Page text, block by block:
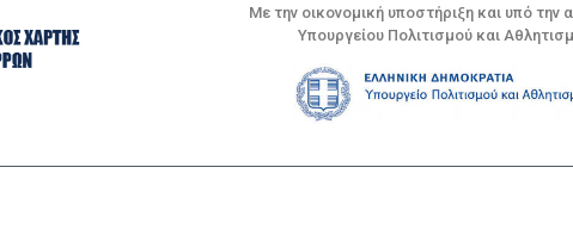
Με την οικονομική υποστήριξη και υπό την
Υπουργείου Πολιτισμού και